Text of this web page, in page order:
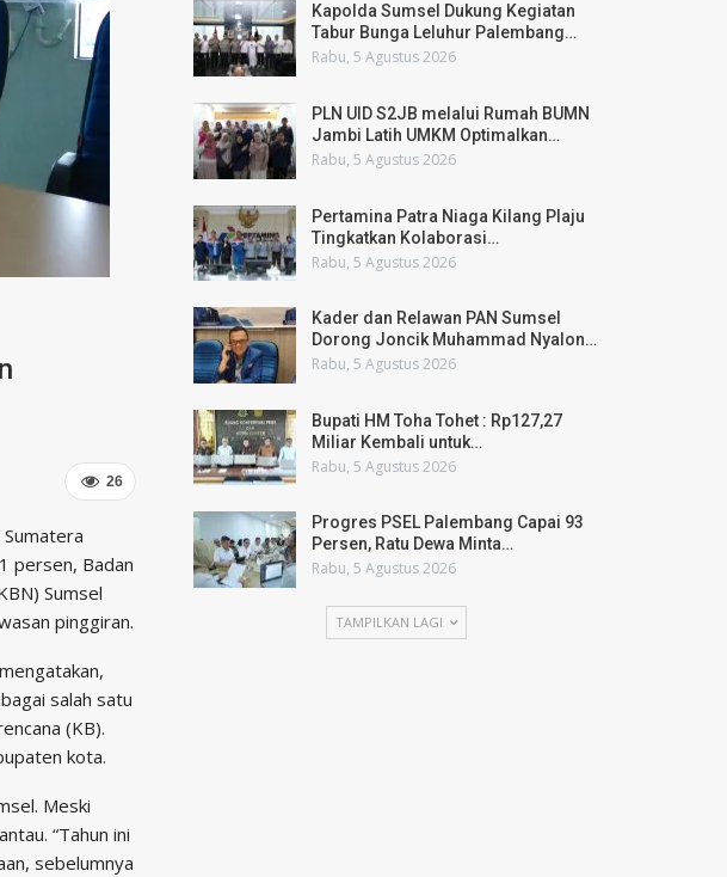
26
persen, Badan
Sumsel
pinggiran.
salah satu
(KB).
kota.
Meski
“Tahun ini
sebelumnya
Kapolda Sumsel Dukung Kegiatan
Tabur Bunga Leluhur Palembang…
Rabu, 5 Agustus 2026
PLN UID S2JB melalui Rumah BUMN
Jambi Latih UMKM Optimalkan…
Rabu, 5 Agustus 2026
Pertamina Patra Niaga Kilang Plaju
Tingkatkan Kolaborasi…
Rabu, 5 Agustus 2026
Kader dan Relawan PAN Sumsel
Dorong Joncik Muhammad Nyalon…
Rabu, 5 Agustus 2026
Bupati HM Toha Tohet : Rp127,27
Miliar Kembali untuk…
Rabu, 5 Agustus 2026
Progres PSEL Palembang Capai 93
Persen, Ratu Dewa Minta…
Rabu, 5 Agustus 2026
TAMPILKAN LAGI